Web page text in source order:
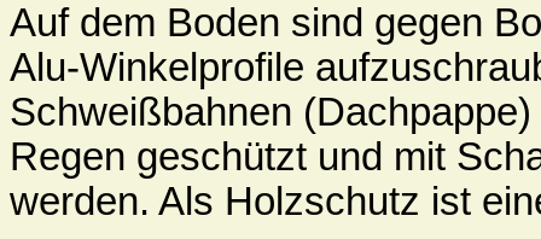
Auf dem Boden sind gegen
Alu-Winkelprofile
Schweißbahnen
Regen geschützt und mit
werden. Als Holzschutz ist